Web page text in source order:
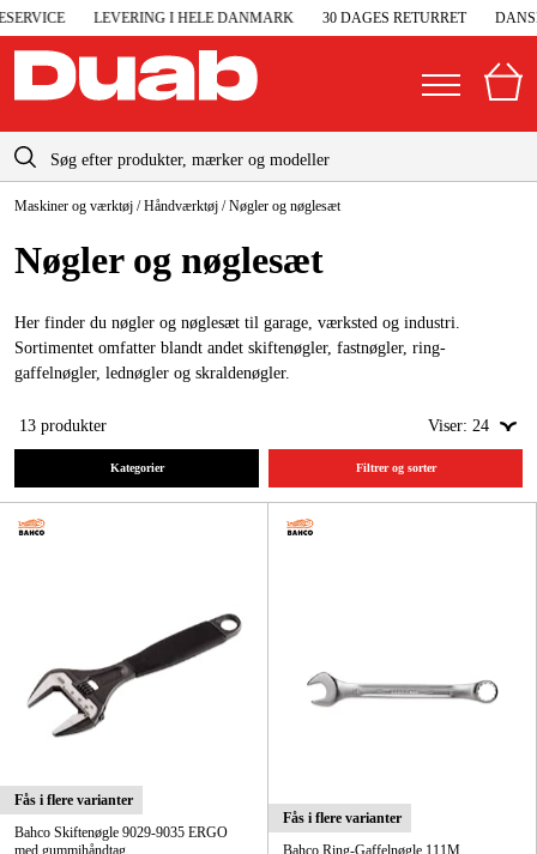
LEVERING I HELE DANMARK 30 DAGES RETURRET
Danmark
Sverige
Suomi
Norge
Deutschland
Elgeneratorer og nødstrøm
Trykluft
Højtryksrensere
Maskiner og værktøj
Garage og værksted
Maskintilbehør og forbrug
Varemærker
Artikler og vejledninger
Ofte stillede spørgsmål
info-dk@duab.eu
Maskiner og værktøj /Håndværktøj /Nøgler og nøglesæt
Nøgler og nøglesæt
Her finder du nøgler og nøglesæt til garage, værksted og industri.
Sortimentet omfatter blandt andet skiftenøgler, fastnøgler, ring-
gaffelnøgler, lednøgler og skraldenøgler.
13 produkter Viser: 24
Kategorier Filtrer og sorter
Fås i flere varianter
Bahco Skiftenøgle 9029-9035 ERGO
Fås i flere varianter